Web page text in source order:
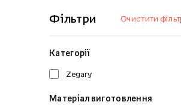
Фільтри Очистити
Категорії
Zegary
Матеріал виготовлення